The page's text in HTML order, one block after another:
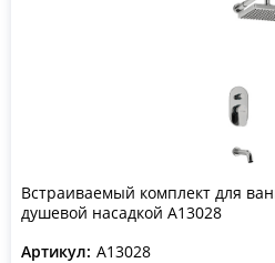
Встраиваемый комплект для
душевой насадкой A13028
Артикул: A13028